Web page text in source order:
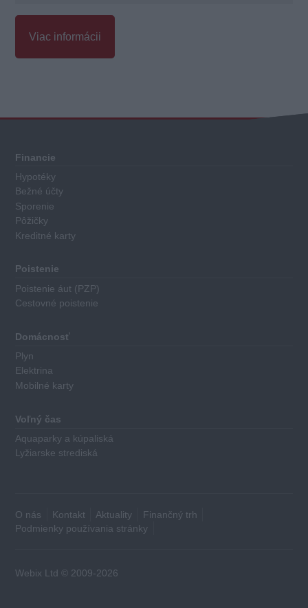
Viac informácii
hodnotenie
Každý
bežný
účet
má
priradené
body
nasledovné
kritéria:
Výška
za
Výška
za
základnú
platobnú
hotovosti
v
Financie
Hypotéky
Bežné účty
Sporenie
Pôžičky
Kreditné karty
Poistenie
Poistenie áut (PZP)
Cestovné poistenie
Domácnosť
Plyn
Elektrina
Mobilné karty
Voľný čas
Aquaparky a kúpaliská
Lyžiarske strediská
O nás Kontakt Aktuality
Finančný trh
Podmienky používania stránky
Webix Ltd © 2009-2026